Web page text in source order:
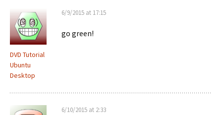
DVD Tutorial
Ubuntu
Desktop
6/9/2015 at 17:15
go green!
6/10/2015 at 2:33